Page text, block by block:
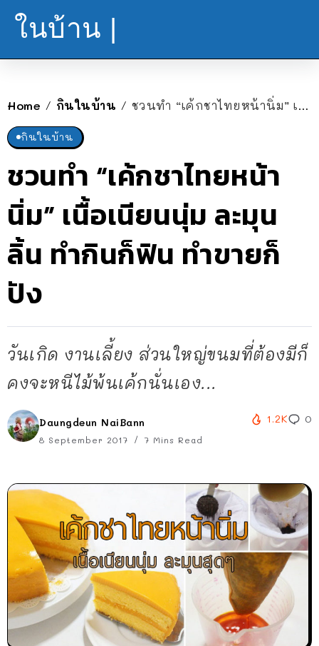
ในบ้าน |
Home / กินในบ้าน / ชวนทำ “เค้กชาไทยหน้านิ่ม” เนื้อเนียนนุ่ม ละมุนลิ้น ทำกินก็ฟิน ทำขายก็ปัง
กินในบ้าน
ชวนทำ “เค้กชาไทยหน้า
นิ่ม” เนื้อเนียนนุ่ม ละมุน
ลิ้น ทำกินก็ฟิน ทำขายก็
ปัง
วันเกิด งานเลี้ยง ส่วนใหญ่ขนมที่ต้องมีก็
คงจะหนีไม้พ้นเค้กนั่นเอง...
Daungdeun NaiBann
8 September 2017 7 Mins Read
1.2K 0